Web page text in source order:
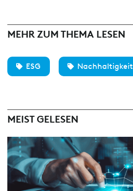
MEHR ZUM THEMA LESEN
ESG Nachhaltigkeit
MEIST GELESEN